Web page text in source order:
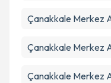
Çanakkale Merkez
Çanakkale Merkez
Çanakkale Merkez